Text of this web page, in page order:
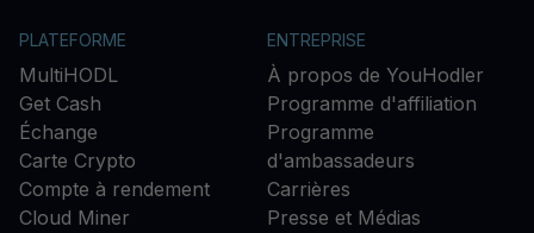
PLATEFORME
MultiHODL
Get Cash
Échange
Carte Crypto
Compte à rendement
Cloud Miner
ENTREPRISE
À propos de YouHodler
Programme d'affiliation
Programme
d'ambassadeurs
Carrières
Presse et Médias